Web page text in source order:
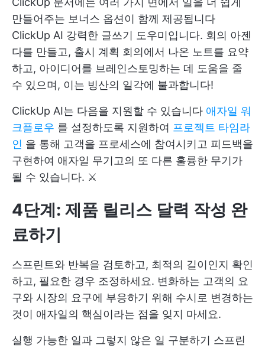
만들어주는 보너스 옵션이 함께 제공됩니다
ClickUp AI 강력한 글쓰기 도우미입니다. 회의 아젠
다를 만들고, 출시 계획 회의에서 나온 노트를 요약
하고, 아이디어를 브레인스토밍하는 데 도움을 줄
수 있으며, 이는 빙산의 일각에 불과합니다!
ClickUp AI는 다음을 지원할 수 있습니다 애자일 워
크플로우 를 설정하도록 지원하여 프로젝트 타임라
인 을 통해 고객을 프로세스에 참여시키고 피드백을
구현하여 애자일 무기고의 또 다른 훌륭한 무기가
될 수 있습니다. ⚔️
4단계: 제품 릴리스 달력 작성 완
료하기
스프린트와 반복을 검토하고, 최적의 길이인지 확인
하고, 필요한 경우 조정하세요. 변화하는 고객의 요
구와 시장의 요구에 부응하기 위해 수시로 변경하는
것이 애자일의 핵심이라는 점을 잊지 마세요.
실행 가능한 일과 그렇지 않은 일 구분하기 스프린